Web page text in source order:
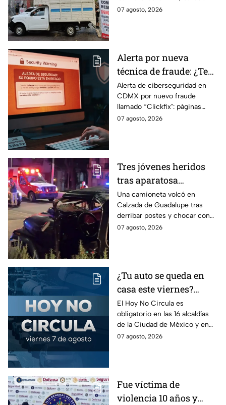
3 Sur, colonia Granjas
México
cerradas y bloqueos que
07 agosto, 2026
Alerta por nueva
técnica de fraude: ¿Te
piden copiar códigos
extraños en la PC?
Cuidado, podrías ser
víctima del peligroso
Alerta de ciberseguridad en
CDMX por nuevo fraude
llamado “Clickfix": páginas
falsas que engañan para
07 agosto, 2026
Tres jóvenes heridos
tras aparatosa
volcadura en Tepeyac
Insurgentes y operativo
en la Juárez, mientras
dormía
Una camioneta volcó en
Calzada de Guadalupe tras
derribar postes y chocar con
un árbol, dejando a tres
07 agosto, 2026
¿Tu auto se queda en
casa este viernes?
Revisa el Hoy No
Circula de este 7 de
agosto
El Hoy No Circula es
obligatorio en las 16 alcaldías
de la Ciudad de México y en
los municipios conurbados del
07 agosto, 2026
Fue víctima de
violencia 10 años y